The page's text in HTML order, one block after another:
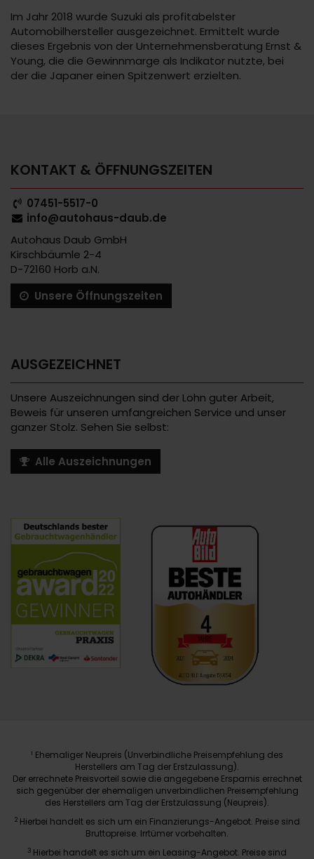
Im Jahr 2018 wurde Suzuki als profitabelster
Automobilhersteller ausgezeichnet. Ermittelt wurde
dieses Ergebnis von der Unternehmensberatung Ernst &
Young, die die Gewinnmarge als Indikator nutzte, bei
der die Japaner einen Spitzenwert erzielten.
KONTAKT & ÖFFNUNGSZEITEN
07451-5517-0
info@autohaus-daub.de
Autohaus Daub GmbH
Kirschbäumle 2-4
D-72160 Horb a.N.
Unsere Öffnungszeiten
AUSGEZEICHNET
Unsere Auszeichnungen sind der Lohn guter Arbeit,
Beweis für unseren umfangreichen Service und unser
ganzer Stolz. Sehen Sie selbst:
Alle Auszeichnungen
1 Ehemaliger Neupreis (Unverbindliche Preisempfehlung des
Herstellers am Tag der Erstzulassung).
Der errechnete Preisvorteil sowie die angegebene Ersparnis errechnet
sich gegenüber der ehemaligen unverbindlichen Preisempfehlung
des Herstellers am Tag der Erstzulassung (Neupreis).
2 Hierbei handelt es sich um ein Finanzierungs-Angebot. Preise sind
Bruttopreise. Irrtümer vorbehalten.
3 Hierbei handelt es sich um ein Leasing-Angebot. Preise sind